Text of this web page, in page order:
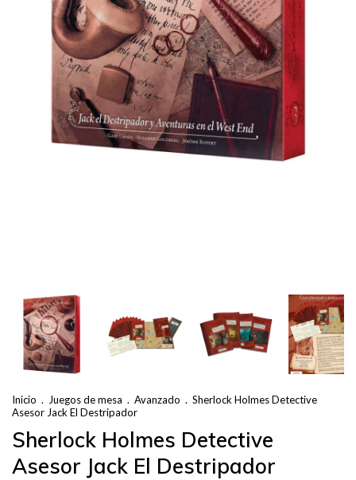
Inicio . Juegos de mesa . Avanzado . Sherlock Holmes Detective
Asesor Jack El Destripador
Sherlock Holmes Detective
Asesor Jack El Destripador